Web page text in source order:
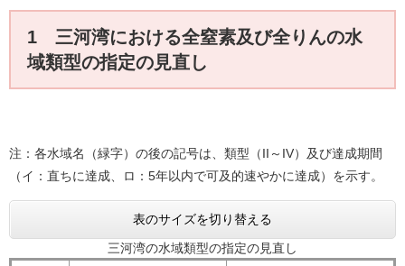
1 三河湾における全窒素及び全りんの水
域類型の指定の見直し
注：各水域名（緑字）の後の記号は、類型（II​～IV​）及び達成期間
（イ：直ちに達成、ロ：5年以内で可及的速やかに達成）を示す。
表のサイズを切り替える
三河湾の水域類型の指定の見直し